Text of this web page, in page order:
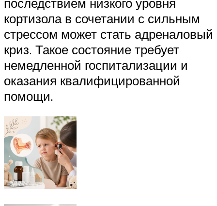
кортизола в сочетании с сильным
стрессом может стать адреналовый
криз. Такое состояние требует
немедленной госпитализации и
оказания квалифицированной
помощи.